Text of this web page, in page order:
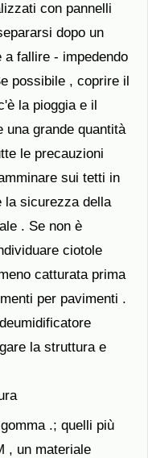
con pannelli
dopo un
a fallire - impedendo
possibile , coprire il
la pioggia e il
grande quantità
le precauzioni
sui tetti in
la sicurezza della
. Se non è
ciotole
catturata prima
per pavimenti .
la struttura e
.; quelli più
, un materiale